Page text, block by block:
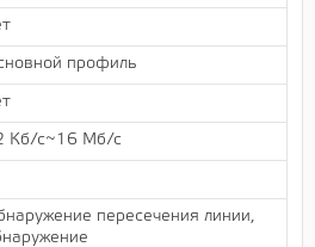
профиль
Кб/с~16 Mб/с
пересечения линии,